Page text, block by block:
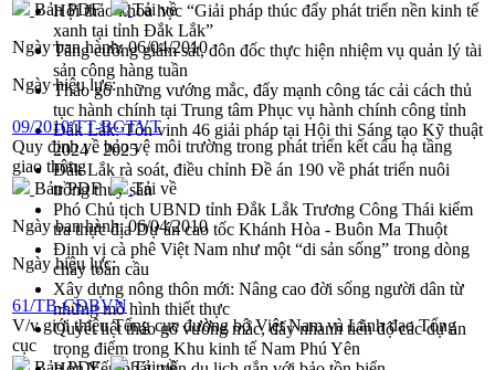
Hội thảo khoa học “Giải pháp thúc đẩy phát triển nền kinh tế
xanh tại tỉnh Đắk Lắk”
Tăng cường giám sát, đôn đốc thực hiện nhiệm vụ quản lý tài
sản công hàng tuần
Tháo gỡ những vướng mắc, đẩy mạnh công tác cải cách thủ
tục hành chính tại Trung tâm Phục vụ hành chính công tỉnh
Đắk Lắk: Tôn vinh 46 giải pháp tại Hội thi Sáng tạo Kỹ thuật
2024 - 2025
Đắk Lắk rà soát, điều chỉnh Đề án 190 về phát triển nuôi
trồng thủy sản
Phó Chủ tịch UBND tỉnh Đắk Lắk Trương Công Thái kiểm
tra thực địa Dự án cao tốc Khánh Hòa - Buôn Ma Thuột
Định vị cà phê Việt Nam như một “di sản sống” trong dòng
chảy toàn cầu
Xây dựng nông thôn mới: Nâng cao đời sống người dân từ
những mô hình thiết thực
Quyết liệt tháo gỡ vướng mắc, đẩy nhanh tiến độ các dự án
trọng điểm trong Khu kinh tế Nam Phú Yên
Bản PDF
Tải về
Ngày ban hành:06/04/2010
Ngày hiệu lực:
09/2010/TT-BGTVT
Quy định về bảo vệ môi trường trong phát triển kết cấu hạ tầng
giao thông
Bản PDF
Tải về
Ngày ban hành:06/04/2010
Ngày hiệu lực:
61/TB-CĐBVN
V/v giới thiệu Tổng cục đường bộ Việt Nam và Lãnh đạo Tổng
cục